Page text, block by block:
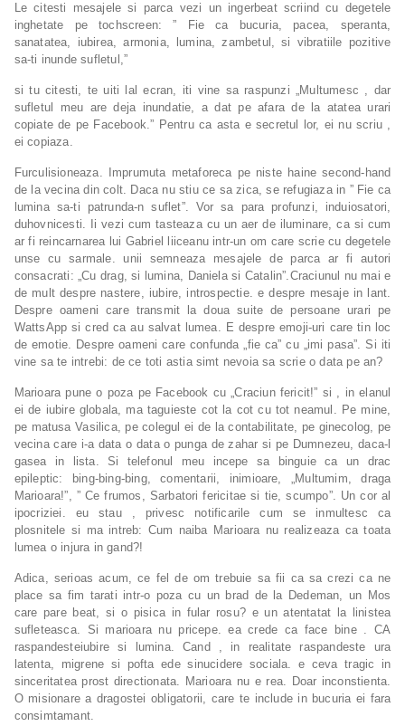
Le citesti mesajele si parca vezi un ingerbeat scriind cu degetele
inghetate pe tochscreen: ” Fie ca bucuria, pacea, speranta,
sanatatea, iubirea, armonia, lumina, zambetul, si vibratiile pozitive
sa-ti inunde sufletul,”
si tu citesti, te uiti lal ecran, iti vine sa raspunzi „Multumesc , dar
sufletul meu are deja inundatie, a dat pe afara de la atatea urari
copiate de pe Facebook.” Pentru ca asta e secretul lor, ei nu scriu ,
ei copiaza.
Furculisioneaza. Imprumuta metaforeca pe niste haine second-hand
de la vecina din colt. Daca nu stiu ce sa zica, se refugiaza in ” Fie ca
lumina sa-ti patrunda-n suflet”. Vor sa para profunzi, induiosatori,
duhovnicesti. Ii vezi cum tasteaza cu un aer de iluminare, ca si cum
ar fi reincarnarea lui Gabriel liiceanu intr-un om care scrie cu degetele
unse cu sarmale. unii semneaza mesajele de parca ar fi autori
consacrati: „Cu drag, si lumina, Daniela si Catalin”.Craciunul nu mai e
de mult despre nastere, iubire, introspectie. e despre mesaje in lant.
Despre oameni care transmit la doua suite de persoane urari pe
WattsApp si cred ca au salvat lumea. E despre emoji-uri care tin loc
de emotie. Despre oameni care confunda „fie ca” cu „imi pasa”. Si iti
vine sa te intrebi: de ce toti astia simt nevoia sa scrie o data pe an?
Marioara pune o poza pe Facebook cu „Craciun fericit!” si , in elanul
ei de iubire globala, ma taguieste cot la cot cu tot neamul. Pe mine,
pe matusa Vasilica, pe colegul ei de la contabilitate, pe ginecolog, pe
vecina care i-a data o data o punga de zahar si pe Dumnezeu, daca-l
gasea in lista. Si telefonul meu incepe sa binguie ca un drac
epileptic: bing-bing-bing, comentarii, inimioare, „Multumim, draga
Marioara!”, ” Ce frumos, Sarbatori fericitae si tie, scumpo”. Un cor al
ipocriziei. eu stau , privesc notificarile cum se inmultesc ca
plosnitele si ma intreb: Cum naiba Marioara nu realizeaza ca toata
lumea o injura in gand?!
Adica, serioas acum, ce fel de om trebuie sa fii ca sa crezi ca ne
place sa fim tarati intr-o poza cu un brad de la Dedeman, un Mos
care pare beat, si o pisica in fular rosu? e un atentatat la linistea
sufleteasca. Si marioara nu pricepe. ea crede ca face bine . CA
raspandesteiubire si lumina. Cand , in realitate raspandeste ura
latenta, migrene si pofta ede sinucidere sociala. e ceva tragic in
sinceritatea prost directionata. Marioara nu e rea. Doar inconstienta.
O misionare a dragostei obligatorii, care te include in bucuria ei fara
consimtamant.